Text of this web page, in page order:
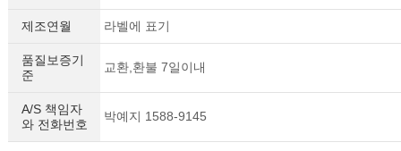
제조연월 라벨에 표기
품질보증기
준
교환,환불 7일이내
A/S 책임자
와 전화번호
박예지 1588-9145